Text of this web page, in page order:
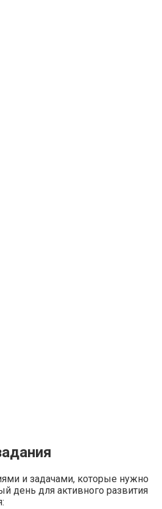
и задачами, которые нужно
день для активного развития